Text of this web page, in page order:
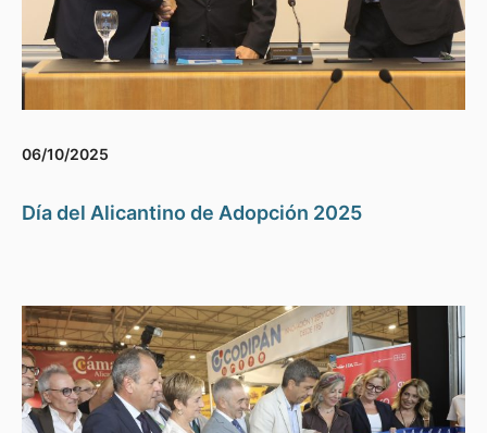
06/10/2025
Día del Alicantino de Adopción 2025